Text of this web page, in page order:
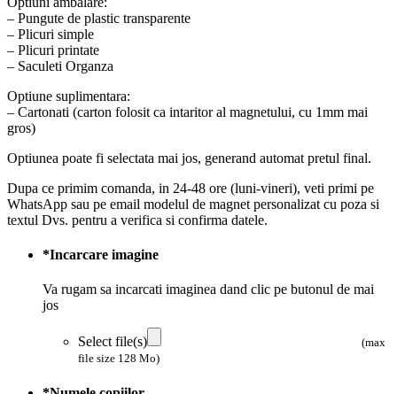
– Pungute de plastic transparente
– Plicuri simple
– Plicuri printate
– Saculeti Organza
Optiune suplimentara:
– Cartonati (carton folosit ca intaritor al magnetului, cu 1mm mai
gros)
Optiunea poate fi selectata mai jos, generand automat pretul final.
Dupa ce primim comanda, in 24-48 ore (luni-vineri), veti primi pe
WhatsApp sau pe email modelul de magnet personalizat cu poza si
textul Dvs. pentru a verifica si confirma datele.
*Incarcare imagine
Va rugam sa incarcati imaginea dand clic pe butonul de mai
jos
Select file(s)
(max
file size 128 Mo)